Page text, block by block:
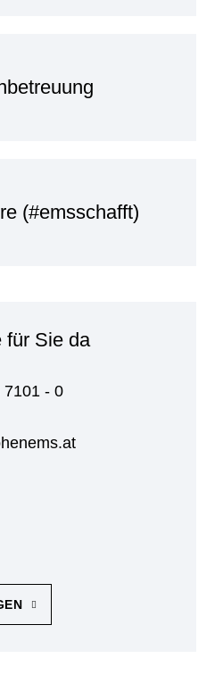
(#emsschafft)
für Sie da
7101 - 0